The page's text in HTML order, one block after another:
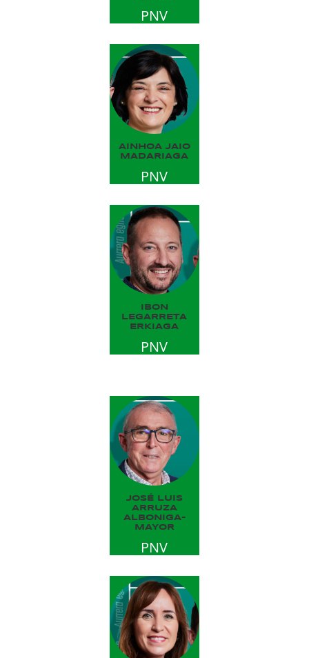
PNV
AINHOA JAIO
MADARIAGA
PNV
IBON
LEGARRETA
ERKIAGA
PNV
JOSÉ LUIS
ARRUZA
ALBONIGA-
MAYOR
PNV